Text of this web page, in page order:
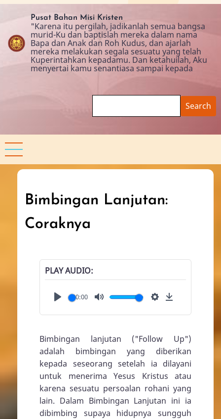
Skip
content
Pusat Bahan Misi Kristen
"Karena itu pergilah, jadikanlah semua bangsa
murid-Ku dan baptislah mereka dalam nama
Bapa dan Anak dan Roh Kudus, dan ajarlah
mereka melakukan segala sesuatu yang telah
Kuperintahkan kepadamu. Dan ketahuilah, Aku
menyertai kamu senantiasa sampai kepada
Bimbingan Lanjutan:
Coraknya
PLAY AUDIO
00:00
Bimbingan lanjutan ("Follow Up")
adalah bimbingan yang diberikan
kepada seseorang setelah ia dilayani
untuk menerima Yesus Kristus atau
karena sesuatu persoalan rohani yang
lain. Dalam Bimbingan Lanjutan ini ia
dibimbing supaya hidupnya sungguh